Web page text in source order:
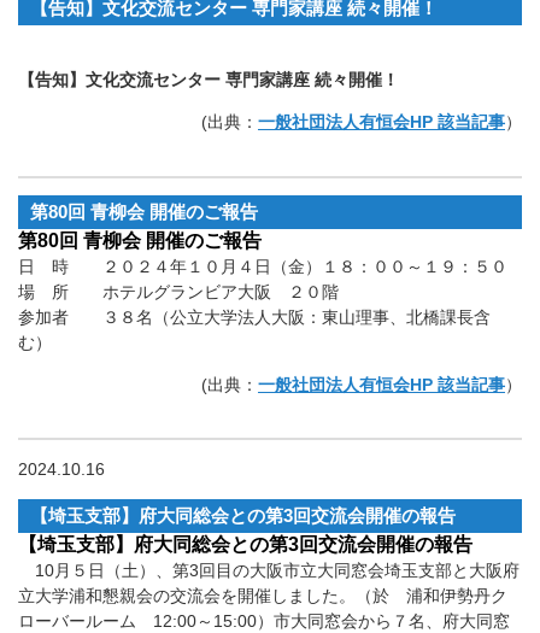
【告知】文化交流センター 専門家講座 続々開催！
【告知】文化交流センター 専門家講座 続々開催！
(出典： 一般社団法人有恒会HP 該当記事）
第80回 青柳会 開催のご報告
第80回 青柳会 開催のご報告
日 時 ２０２４年１０月４日（金）１８：００～１９：５０
場 所 ホテルグランビア大阪 ２０階
参加者 ３８名（公立大学法人大阪：東山理事、北橋課長含
む）
(出典： 一般社団法人有恒会HP 該当記事）
2024.10.16
【埼玉支部】府大同総会との第3回交流会開催の報告
【埼玉支部】府大同総会との第3回交流会開催の報告
10月５日（土）、第3回目の大阪市立大同窓会埼玉支部と大阪府
立大学浦和懇親会の交流会を開催しました。（於 浦和伊勢丹ク
ローバールーム 12:00～15:00）市大同窓会から７名、府大同窓